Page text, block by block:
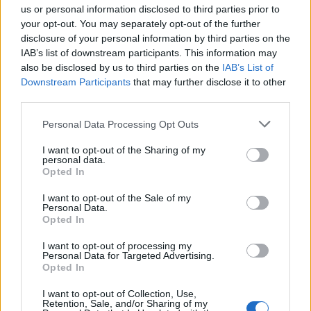
us or personal information disclosed to third parties prior to
your opt-out. You may separately opt-out of the further
disclosure of your personal information by third parties on the
IAB’s list of downstream participants. This information may
also be disclosed by us to third parties on the IAB’s List of
Downstream Participants that may further disclose it to other
Personal Data Processing Opt Outs
I want to opt-out of the Sharing of my
personal data.
Opted In
I want to opt-out of the Sale of my
Personal Data.
Opted In
I want to opt-out of processing my
Personal Data for Targeted Advertising.
Opted In
I want to opt-out of Collection, Use,
Retention, Sale, and/or Sharing of my
(Piotr Faron)
fot. pantherstock